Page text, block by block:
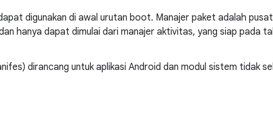
digunakan di awal urutan boot. Manajer paket adalah
hanya dapat dimulai dari manajer aktivitas, yang siap pada
dirancang untuk aplikasi Android dan modul sistem tidak